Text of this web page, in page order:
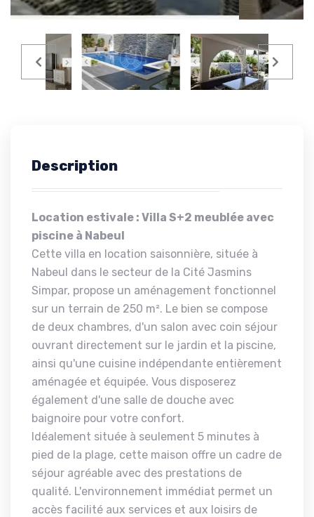
Description
Location estivale : Villa S+2 meublée avec
piscine à Nabeul
Cette villa en location saisonnière, située à
Nabeul dans le secteur de la Cité Jasmins
Simpar, propose un aménagement fonctionnel
sur un terrain de 250 m². Le bien se compose
de deux chambres, d'un salon avec coin séjour
ouvrant directement sur le jardin et la piscine,
ainsi qu'une cuisine indépendante entièrement
aménagée et équipée. Vous disposerez
également d'une salle de douche avec
baignoire pour votre confort.
Idéalement située à seulement 5 minutes à
pied de la plage, cette maison offre un cadre de
séjour agréable avec des prestations de
qualité. L'environnement immédiat permet un
accès facilité aux services et aux loisirs de